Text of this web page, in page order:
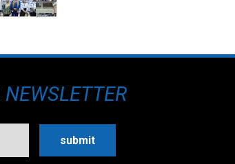
NEWSLETTER